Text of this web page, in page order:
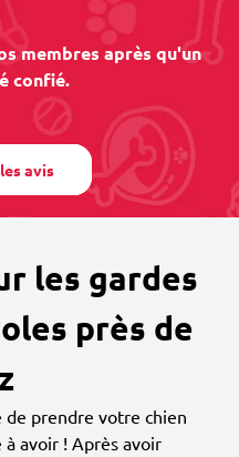
membres après qu'un
confié.
avis
les gardes
près de
prendre votre chien
avoir ! Après avoir